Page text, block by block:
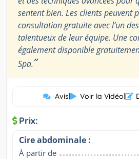
sentent bien. Les clients peuvent
consultation gratuite avec l’un
talentueux de leur équipe. Une
également disponible
Spa.”
Avis| Voir la Vidéo|
Prix:
Cire abdominale :
À partir de